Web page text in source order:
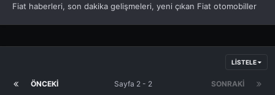
Fiat haberleri, son dakika gelişmeleri, yeni çıkan Fiat otomobiller
LISTELE
ÖNCEKI SONRAKI
Sayfa 2 - 2